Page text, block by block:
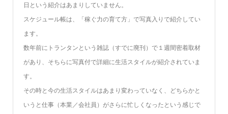
日という紹介はあまりしていません。
スケジュール帳は、「稼ぐ力の育て方」で写真入りで紹介してい
ます。
数年前にトランタンという雑誌（すでに廃刊）で１週間密着取材
があり、そちらに写真付で詳細に生活スタイルが紹介されていま
す。
その時と今の生活スタイルはあまり変わっていなく、どちらかと
いうと仕事（本業／会社員）がさらに忙しくなったという感じで